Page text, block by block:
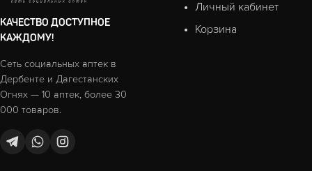
КАЧЕСТВО ДОСТУПНОЕ
КАЖДОМУ!
Сеть социальных аптек в
Дербенте и Дагестанских
Огнях — 10 аптек, более 30
000 товаров.
Личный кабинет
Корзина